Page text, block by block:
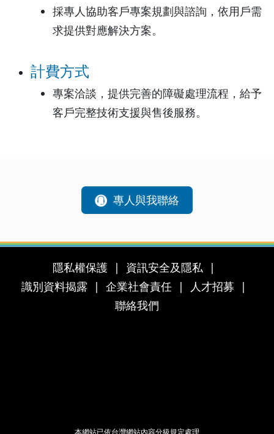
採專人協助客戶專案規劃與諮詢，依用戶需
求提供對應解決方案。
計費方式
專案洽談，提供完善的障礙處理流程，給予
客戶完整技術支援與售後服務。
專人與我聯絡
隱私權保護
資訊安全及隱私
識別資料揭露
企業社會責任
人才招募
聯絡我們